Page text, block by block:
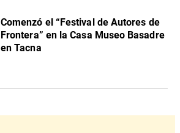
Comenzó el “Festival de Autores de
Frontera” en la Casa Museo Basadre
en Tacna